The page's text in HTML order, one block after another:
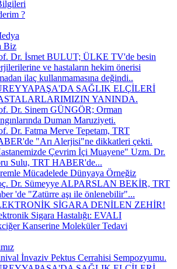
?
Biz
Dr. İsmet BULUT; ÜLKE TV'de besin
ve hastaların hekim önerisi
ilaç kullanmamasına değindi..
SAĞLIK ELÇİLERİ
YANINDA.
Dr. Sinem GÜNGÖR; Orman
Duman Maruziyeti.
Dr. Fatma Merve Tepetam, TRT
"Arı Alerjisi"ne dikkatleri çekti.
Çevrim İçi Muayene" Uzm. Dr.
Sulu, TRT HABER'de...
Mücadelede Dünyaya Örneğiz
Dr. Sümeyye ALPARSLAN BEKİR, TRT
'de "Zatürre aşı ile önlenebilir"...
SİGARA DENİLEN ZEHİR!
Sigara Hastalığı: EVALI
Kanserine Moleküler Tedavi
İnvaziv Pektus Cerrahisi Sempozyumu.